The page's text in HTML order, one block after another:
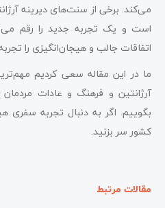
می‌کند. برخی از سنت‌های دیرینه
است و یک تجربه جدید را رقم
اتفاقات جالب و هیجان‌انگیزی را
ما در این مقاله سعی کردیم
آرژانتین و فرهنگ‌ و عادات
بگوییم. اگر به دنبال تجربه سفری
کشور سر بزنید.
مقالات مرتبط